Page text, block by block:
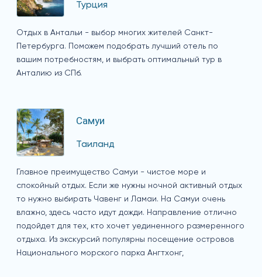
Турция
Отдых в Антальи - выбор многих жителей Санкт-
Петербурга. Поможем подобрать лучший отель по
вашим потребностям, и выбрать оптимальный тур в
Анталию из СПб.
Самуи
Таиланд
Главное преимущество Самуи - чистое море и
спокойный отдых. Если же нужны ночной активный отдых
то нужно выбирать Чавенг и Ламаи. На Самуи очень
влажно, здесь часто идут дожди. Направление отлично
подойдет для тех, кто хочет уединенного размеренного
отдыха. Из экскурсий популярны посещение островов
Национального морского парка Ангтхонг,